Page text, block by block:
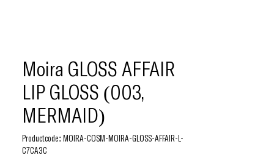
Moira GLOSS AFFAIR
LIP GLOSS (003,
MERMAID)
Productcode: MOIRA-COSM-MOIRA-GLOSS-AFFAIR-L-
C7CA3C